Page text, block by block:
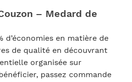
– Medard de
d’économies en matière de
de qualité en découvrant
organisée sur
passez commande